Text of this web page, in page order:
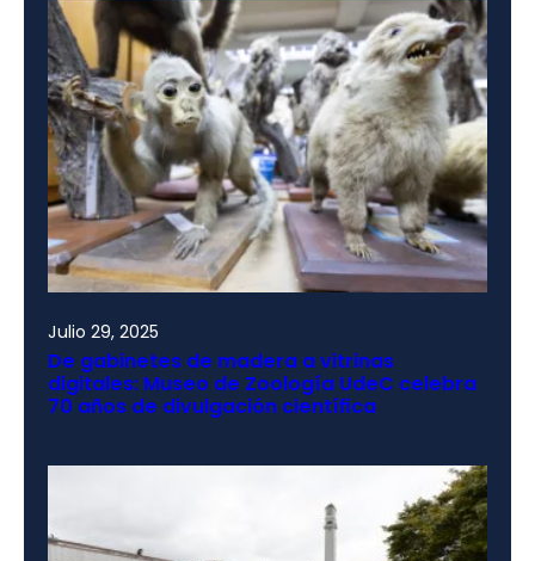
Julio 29, 2025
De gabinetes de madera a vitrinas
digitales: Museo de Zoología UdeC celebra
70 años de divulgación científica